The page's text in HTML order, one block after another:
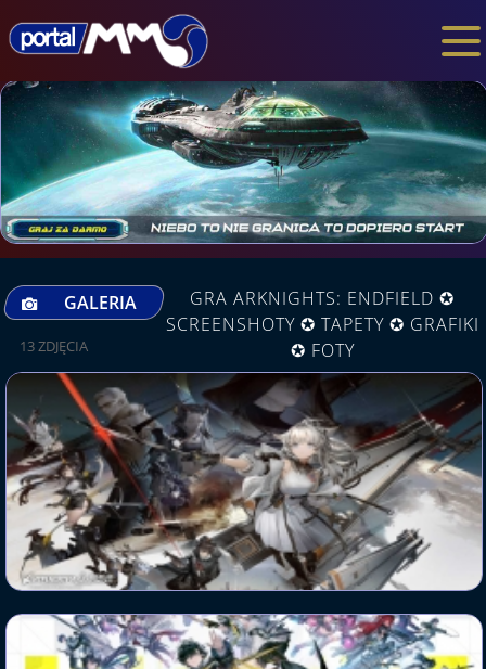
GALERIA
GRA ARKNIGHTS: ENDFIELD ✪
SCREENSHOTY ✪ TAPETY ✪ GRAFIKI
✪ FOTY
13 ZDJĘCIA